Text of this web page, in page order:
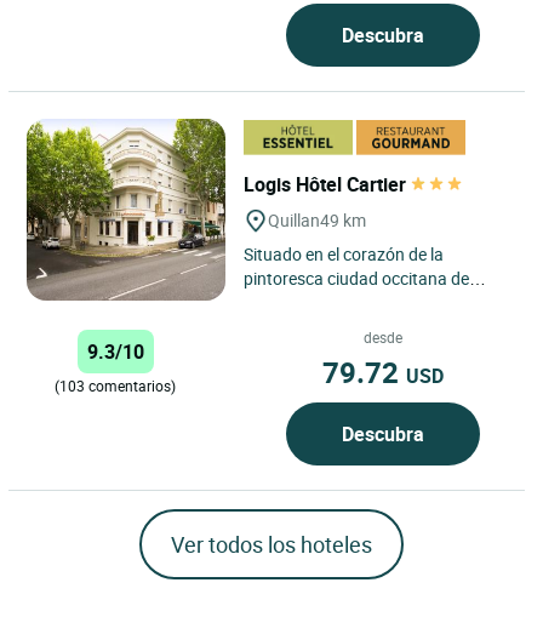
Descubra
Logis Hôtel Cartier
Quillan49 km
Situado en el corazón de la
pintoresca ciudad occitana de
situado en el Haute-Vallée...
9.3/10
(103 comentarios)
desde
79.72 USD
Descubra
Ver todos los hoteles